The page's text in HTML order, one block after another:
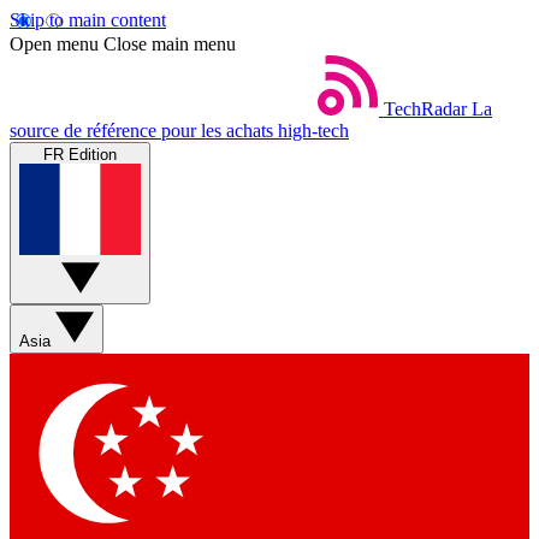
Skip to main content
Open menu Close main menu
TechRadar La
source de référence pour les achats high-tech
FR Edition
Asia